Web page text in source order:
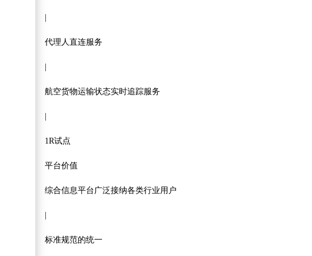
代理人直连服务
航空货物运输状态实时追踪服务
1R试点
平台价值
综合信息平台广泛接纳各类行业用户
标准规范的统一